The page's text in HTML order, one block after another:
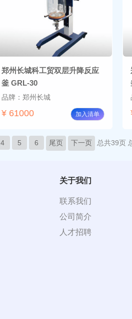
郑州长城科工贸双层升降反应
釜 GRL-30
品牌：郑州长城
¥ 61000 加入清单
4 5 6 尾页 下一页 总共39页
关于我们
联系我们
公司简介
人才招聘